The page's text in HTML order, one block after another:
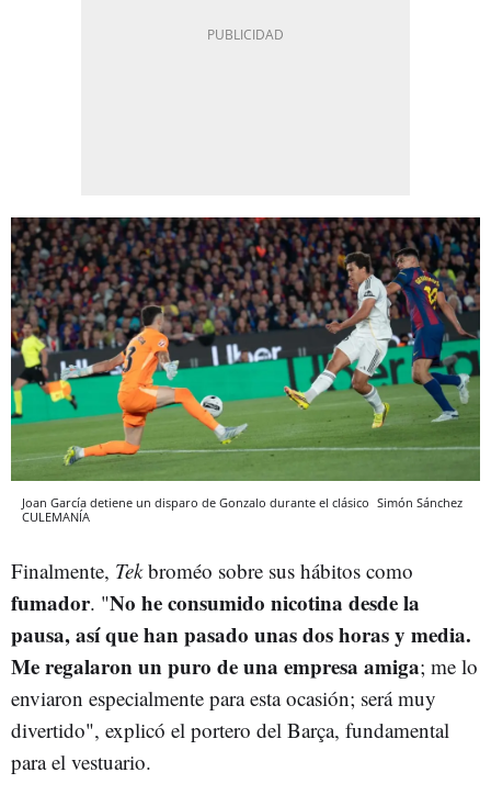
Joan García detiene un disparo de Gonzalo durante el clásico Simón Sánchez
CULEMANÍA
Finalmente, Tekbroméo sobre sus hábitos como
fumador. "No he consumido nicotina desde la
pausa, así que han pasado unas dos horas y media.
Me regalaron un puro de una empresa amiga; me lo
enviaron especialmente para esta ocasión; será muy
divertido", explicó el portero del Barça, fundamental
para el vestuario.